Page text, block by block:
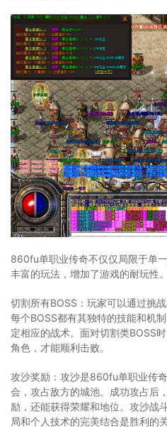
860fu单职业传奇不仅仅局限于单
丰富的玩法，增加了游戏的耐玩性
切割所有BOSS：玩家可以通过挑
每个BOSS都有其独特的技能和机
定相应的战术。面对切割类BOSS
角色，才能顺利击败。
攻沙奖励：攻沙是860fu单职业传
会，攻占敌方的城池。成功攻占后
励，还能获得荣耀和地位。攻沙战
局和个人技术的完美结合是胜利的关